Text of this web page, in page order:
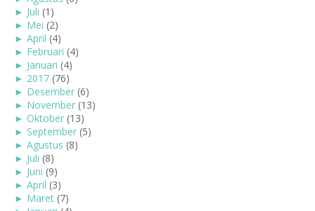
► Juli (1)
► Mei (2)
► April (4)
► Februari (4)
► Januari (4)
► 2017 (76)
► Desember (6)
► November (13)
► Oktober (13)
► September (5)
► Agustus (8)
► Juli (8)
► Juni (9)
► April (3)
► Maret (7)